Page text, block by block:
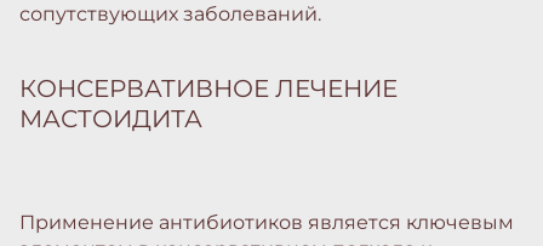
сопутствующих заболеваний.
КОНСЕРВАТИВНОЕ ЛЕЧЕНИЕ
МАСТОИДИТА
Применение антибиотиков является ключевым